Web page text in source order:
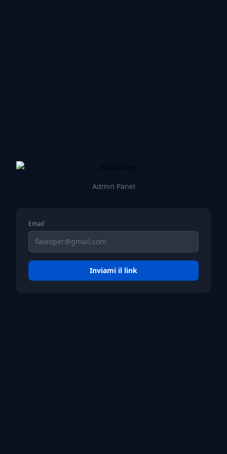
Admin Panel
Email
Inviami il link